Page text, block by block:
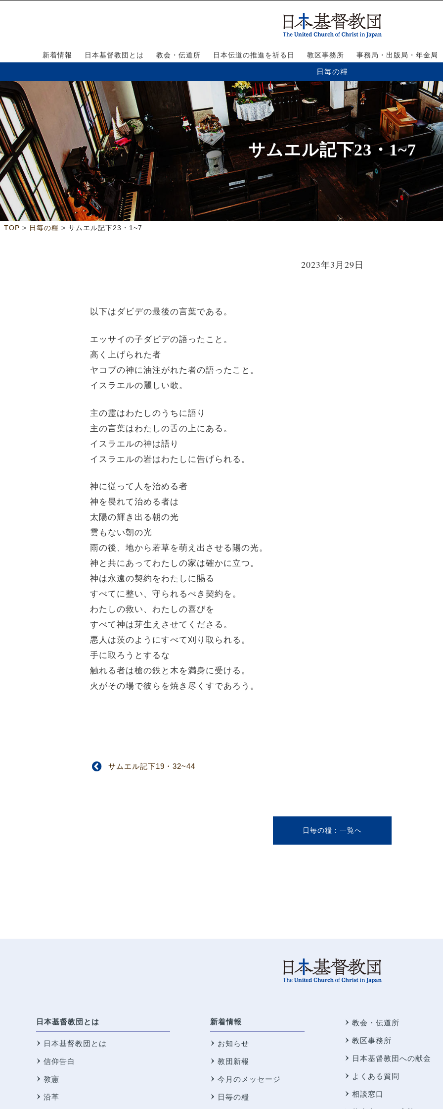
新着情報 日本基督教団とは 教会・伝道所 日本伝道の推進を祈る日 教区事務所 事務局・出版局・年金局
日毎の糧
サムエル記下23・1~7
TOP > 日毎の糧 > サムエル記下23・1~7
2023年3月29日
以下はダビデの最後の言葉である。
エッサイの子ダビデの語ったこと。
高く上げられた者
ヤコブの神に油注がれた者の語ったこと。
イスラエルの麗しい歌。
主の霊はわたしのうちに語り
主の言葉はわたしの舌の上にある。
イスラエルの神は語り
イスラエルの岩はわたしに告げられる。
神に従って人を治める者
神を畏れて治める者は
太陽の輝き出る朝の光
雲もない朝の光
雨の後、地から若草を萌え出させる陽の光。
神と共にあってわたしの家は確かに立つ。
神は永遠の契約をわたしに賜る
すべてに整い、守られるべき契約を。
わたしの救い、わたしの喜びを
すべて神は芽生えさせてくださる。
悪人は茨のようにすべて刈り取られる。
手に取ろうとするな
触れる者は槍の鉄と木を満身に受ける。
火がその場で彼らを焼き尽くすであろう。
サムエル記下19・32~44
日毎の糧
日本基督教団とは
日本基督教団とは
信仰告白
教憲
沿革
新着情報
お知らせ
教団新報
今月のメッセージ
日毎の糧
教会・伝道所
教区事務所
日本基督教団への献金
よくある質問
相談窓口